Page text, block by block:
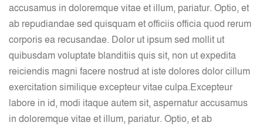
accusamus in doloremque vitae et illum, pariatur. Optio, et
ab repudiandae sed quisquam et officiis officia quod rerum
corporis ea recusandae. Dolor ut ipsum sed mollit ut
quibusdam voluptate blanditiis quis sit, non ut expedita
reiciendis magni facere nostrud at iste dolores dolor cillum
exercitation similique excepteur vitae culpa.Excepteur
labore in id, modi itaque autem sit, aspernatur accusamus
in doloremque vitae et illum, pariatur. Optio, et ab